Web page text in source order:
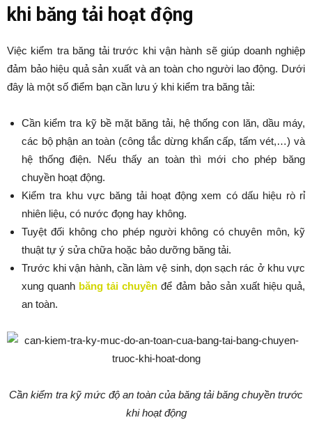
khi băng tải hoạt động
Việc kiểm tra băng tải trước khi vận hành sẽ giúp doanh nghiệp
đảm bảo hiệu quả sản xuất và an toàn cho người lao động. Dưới
đây là một số điểm bạn cần lưu ý khi kiểm tra băng tải:
Cần kiểm tra kỹ bề mặt băng tải, hệ thống con lăn, dầu máy,
các bộ phận an toàn (công tắc dừng khẩn cấp, tấm vét,…) và
hệ thống điện. Nếu thấy an toàn thì mới cho phép băng
chuyền hoạt động.
Kiểm tra khu vực băng tải hoạt động xem có dấu hiệu rò rỉ
nhiên liệu, có nước đọng hay không.
Tuyệt đối không cho phép người không có chuyên môn, kỹ
thuật tự ý sửa chữa hoặc bảo dưỡng băng tải.
Trước khi vận hành, cần làm vệ sinh, dọn sạch rác ở khu vực
xung quanh băng tải chuyền để đảm bảo sản xuất hiệu quả,
an toàn.
Cần kiểm tra kỹ mức độ an toàn của băng tải băng chuyền trước
khi hoạt động